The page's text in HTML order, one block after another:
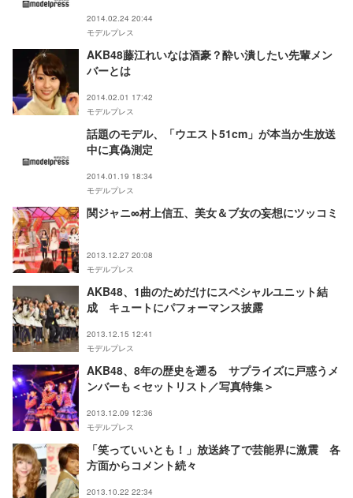
2014.02.24 20:44
モデルプレス
AKB48藤江れいなは酒豪？酔い潰したい先輩メン
バーとは
2014.02.01 17:42
モデルプレス
話題のモデル、「ウエスト51cm」が本当か生放送
中に真偽測定
2014.01.19 18:34
モデルプレス
関ジャニ∞村上信五、美女＆ブ女の妄想にツッコミ
2013.12.27 20:08
モデルプレス
AKB48、1曲のためだけにスペシャルユニット結
成 キュートにパフォーマンス披露
2013.12.15 12:41
モデルプレス
AKB48、8年の歴史を遡る サプライズに戸惑うメ
ンバーも＜セットリスト／写真特集＞
2013.12.09 12:36
モデルプレス
「笑っていいとも！」放送終了で芸能界に激震 各
方面からコメント続々
2013.10.22 22:34